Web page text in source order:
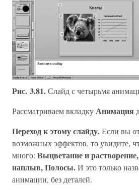
Рис. 3.81.Слайд с четырьмя
Рассматриваем вкладкуАнимация
Переход к этому слайду.Если вы
возможных эффектов, то увидите,
много: Выцветание и
наплыв, Полосы.И это только
анимации, без деталей.